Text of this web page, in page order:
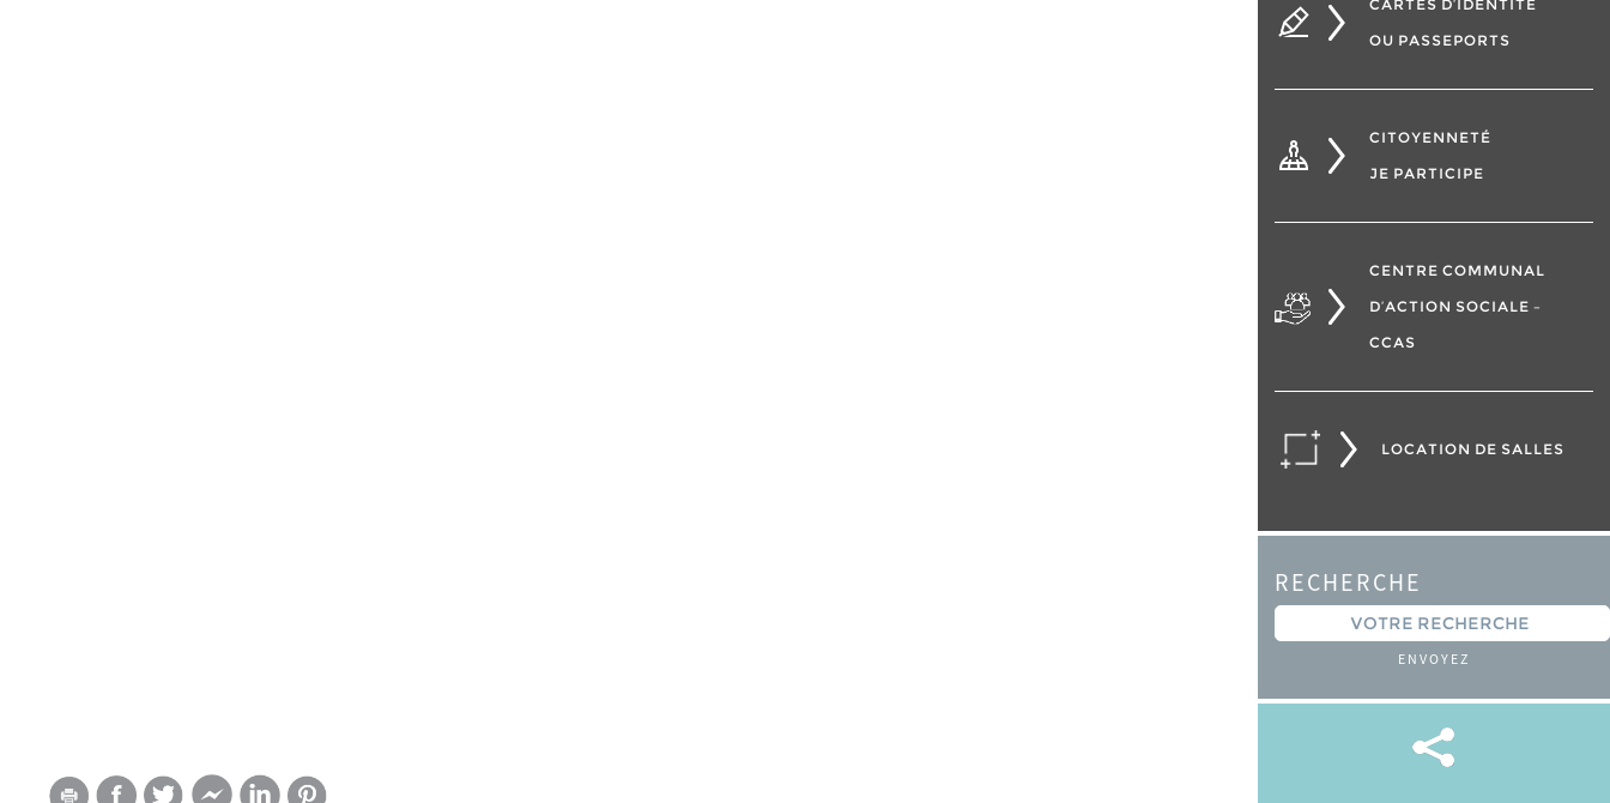
CARTES D’IDENTITÉ
OU PASSEPORTS
CITOYENNETÉ
JE PARTICIPE
CENTRE COMMUNAL
D’ACTION SOCIALE –
CCAS
LOCATION DE SALLES
RECHERCHE
ENVOYEZ